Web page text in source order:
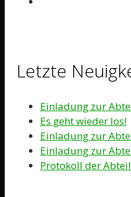
Letzte
Einladung zur
Es geht wieder los!
Einladung zur
Einladung zur
Protokoll der